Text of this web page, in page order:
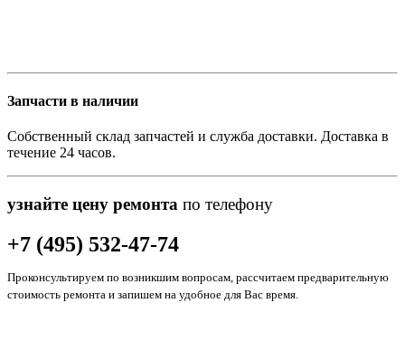
Запчасти в наличии
Собственный склад запчастей и служба доставки. Доставка в
течение 24 часов.
узнайте цену ремонта по телефону
+7 (495) 532-47-74
Проконсультируем по возникшим вопросам, рассчитаем предварительную
стоимость ремонта и запишем на удобное для Вас время.